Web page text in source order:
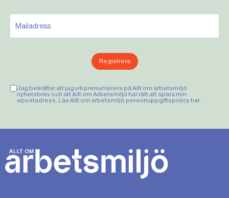
Registrera
Jag bekräftar att jag vill prenumerera på Allt om arbetsmiljö
nyhetsbrev och att Allt om Arbetsmiljö har rätt att spara min
epostadress. Läs Allt om arbetsmiljö personuppgiftspolicy här.